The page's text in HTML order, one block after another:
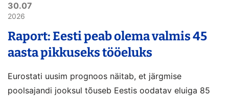
30.07
2026
Raport: Eesti peab olema valmis 45
aasta pikkuseks tööeluks
Eurostati uusim prognoos näitab, et järgmise
poolsajandi jooksul tõuseb Eestis oodatav eluiga 85